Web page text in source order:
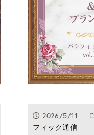
2026/5/11
フィック通信